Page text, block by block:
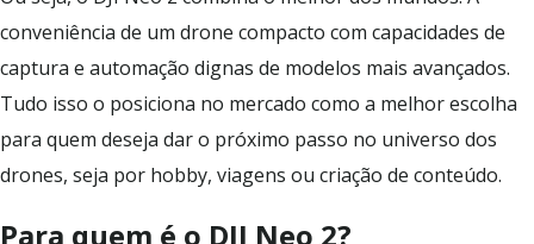
conveniência de um drone compacto com capacidades de
captura e automação dignas de modelos mais avançados.
Tudo isso o posiciona no mercado como a melhor escolha
para quem deseja dar o próximo passo no universo dos
drones, seja por hobby, viagens ou criação de conteúdo.
Para quem é o DJI Neo 2?